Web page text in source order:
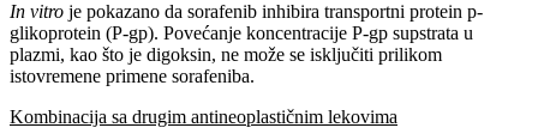
In vitro je pokazano da sorafenib inhibira transportni protein p-
glikoprotein (P-gp). Povećanje koncentracije P-gp supstrata u
plazmi, kao što je digoksin, ne može se isključiti prilikom
istovremene primene sorafeniba.
Kombinacija sa drugim antineoplastičnim lekovima